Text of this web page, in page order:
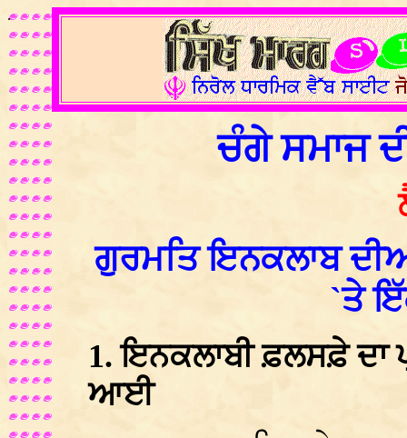
.
ਚੰਗੇ ਸਮਾਜ
ਗੁਰਮਤਿ ਇਨਕਲਾਬ
`ਤੇ
1. ਇਨਕਲਾਬੀ ਫ਼ਲਸਫ਼ੇ ਦਾ
ਆਈ